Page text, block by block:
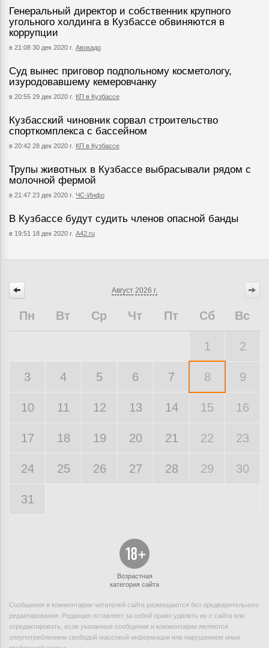
Генеральный директор и собственник крупного
угольного холдинга в Кузбассе обвиняются в
коррупции
в 21:08 30 дек 2020 г. Авокадо
Суд вынес приговор подпольному косметологу,
изуродовавшему кемеровчанку
в 20:55 29 дек 2020 г. КП в Кузбассе
Кузбасский чиновник сорвал строительство
спорткомплекса с бассейном
в 20:42 28 дек 2020 г. КП в Кузбассе
Трупы животных в Кузбассе выбрасывали рядом с
молочной фермой
в 21:47 23 дек 2020 г. ЧС-Инфо
В Кузбассе будут судить членов опасной банды
в 19:51 18 дек 2020 г. A42.ru
Август 2026 г.
Пн Вт Ср Чт Пт Сб Вс
1 2
3 4 5 6 7 8 9
10 11 12 13 14 15 16
17 18 19 20 21 22 23
24 25 26 27 28 29 30
31
Возрастная
категория сайта
Сообщения и комментарии читателей сайта размещаются без предварительного
редактирования. Редакция оставляет за собой право удалить их с сайта или
отредактировать, если указанные сообщения и комментарии являются
злоупотреблением свободой массовой информации или нарушением иных